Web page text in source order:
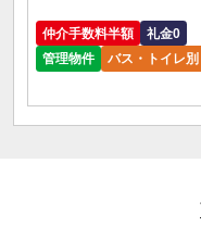
仲介手数料半額
礼金0
管理物件
バス・トイレ別